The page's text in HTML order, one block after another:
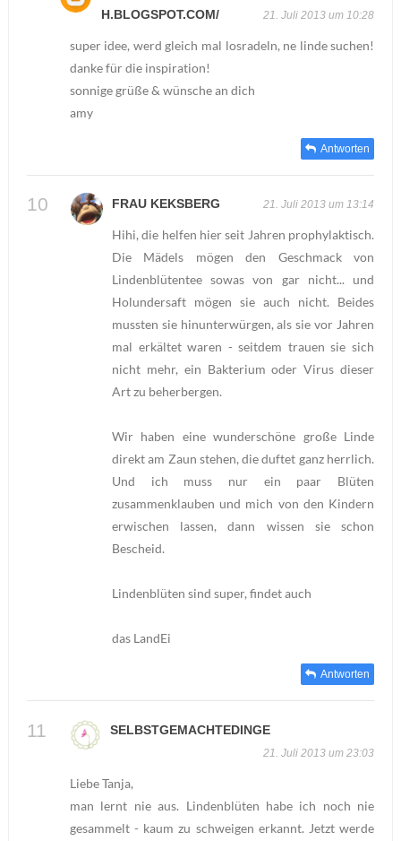
H.BLOGSPOT.COM/
21. Juli 2013 um 10:28
super idee, werd gleich mal losradeln, ne linde suchen!
danke für die inspiration!
sonnige grüße & wünsche an dich
amy
Antworten
FRAU KEKSBERG 21. Juli 2013 um 13:14
Hihi, die helfen hier seit Jahren prophylaktisch.
Die Mädels mögen den Geschmack von
Lindenblütentee sowas von gar nicht... und
Holundersaft mögen sie auch nicht. Beides
mussten sie hinunterwürgen, als sie vor Jahren
mal erkältet waren - seitdem trauen sie sich
nicht mehr, ein Bakterium oder Virus dieser
Art zu beherbergen.
Wir haben eine wunderschöne große Linde
direkt am Zaun stehen, die duftet ganz herrlich.
Und ich muss nur ein paar Blüten
zusammenklauben und mich von den Kindern
erwischen lassen, dann wissen sie schon
Bescheid.
Lindenblüten sind super, findet auch
das LandEi
Antworten
SELBSTGEMACHTEDINGE
21. Juli 2013 um 23:03
Liebe Tanja,
man lernt nie aus. Lindenblüten habe ich noch nie
gesammelt - kaum zu schweigen erkannt. Jetzt werde